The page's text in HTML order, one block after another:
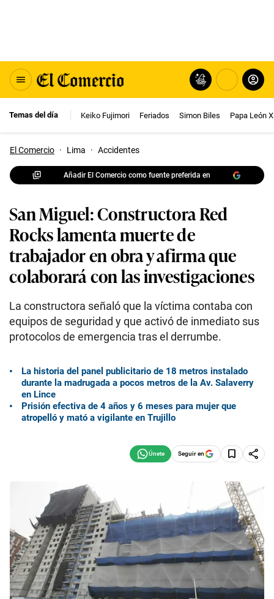
Temas del día Keiko Fujimori Feriados Simon Biles Papa León
El Comercio · Lima · Accidentes
Añadir El Comercio como fuente preferida en
San Miguel: Constructora Red
Rocks lamenta muerte de
trabajador en obra y afirma que
colaborará con las investigaciones
La constructora señaló que la víctima contaba con
equipos de seguridad y que activó de inmediato sus
protocolos de emergencia tras el derrumbe.
La historia del panel publicitario de 18 metros instalado
durante la madrugada a pocos metros de la Av. Salaverry
en Lince
Prisión efectiva de 4 años y 6 meses para mujer que
atropelló y mató a vigilante en Trujillo
Seguir en